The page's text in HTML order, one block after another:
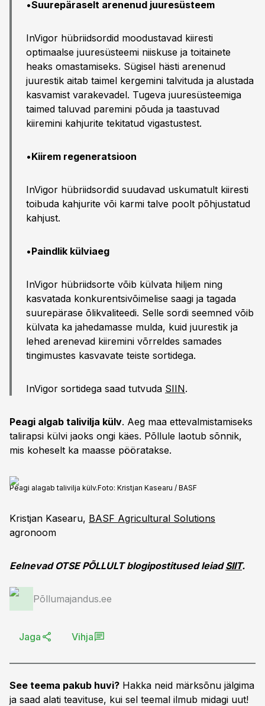
•Suurepäraselt arenenud juuresüsteem
InVigor hübriidsordid moodustavad kiiresti
optimaalse juuresüsteemi niiskuse ja toitainete
heaks omastamiseks. Sügisel hästi arenenud
juurestik aitab taimel kergemini talvituda ja alustada
kasvamist varakevadel. Tugeva juuresüsteemiga
taimed taluvad paremini põuda ja taastuvad
kiiremini kahjurite tekitatud vigastustest.
•Kiirem regeneratsioon
InVigor hübriidsordid suudavad uskumatult kiiresti
toibuda kahjurite või karmi talve poolt põhjustatud
kahjust.
•Paindlik külviaeg
InVigor hübriidsorte võib külvata hiljem ning
kasvatada konkurentsivõimelise saagi ja tagada
suurepärase õlikvaliteedi. Selle sordi seemned võib
külvata ka jahedamasse mulda, kuid juurestik ja
lehed arenevad kiiremini võrreldes samades
tingimustes kasvavate teiste sortidega.
InVigor sortidega saad tutvuda SIIN.
Peagi algab talivilja külv. Aeg maa ettevalmistamiseks
talirapsi külvi jaoks ongi käes. Põllule laotub sõnnik,
mis koheselt ka maasse pööratakse.
Peagi alagab talivilja külv.Foto: Kristjan Kasearu / BASF
Kristjan Kasearu, BASF Agricultural Solutions
agronoom
Eelnevad OTSE PÕLLULT blogipostitused leiadSIIT.
Põllumajandus.ee
Jaga Vihja
See teema pakub huvi? Hakka neid märksõnu jälgima
ja saad alati teavituse, kui sel teemal ilmub midagi uut!